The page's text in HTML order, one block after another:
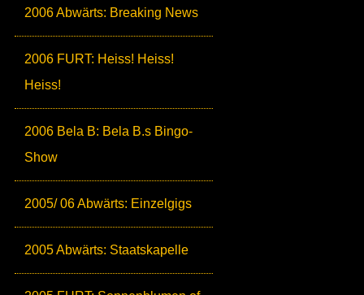
2006 Abwärts: Breaking News
2006 FURT: Heiss! Heiss!
Heiss!
2006 Bela B: Bela B.s Bingo-
Show
2005/ 06 Abwärts: Einzelgigs
2005 Abwärts: Staatskapelle